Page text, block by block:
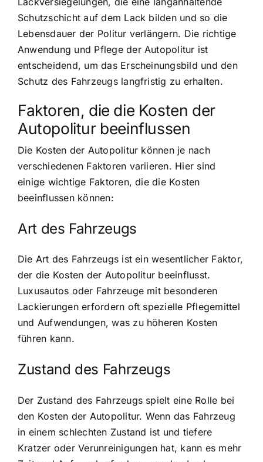
Schutzschicht auf dem Lack bilden und so die
Lebensdauer der Politur verlängern. Die richtige
Anwendung und Pflege der Autopolitur ist
entscheidend, um das Erscheinungsbild und den
Schutz des Fahrzeugs langfristig zu erhalten.
Faktoren, die die Kosten der
Autopolitur beeinflussen
Die Kosten der Autopolitur können je nach
verschiedenen Faktoren variieren. Hier sind
einige wichtige Faktoren, die die Kosten
beeinflussen können:
Art des Fahrzeugs
Die Art des Fahrzeugs ist ein wesentlicher Faktor,
der die Kosten der Autopolitur beeinflusst.
Luxusautos oder Fahrzeuge mit besonderen
Lackierungen erfordern oft spezielle Pflegemittel
und Aufwendungen, was zu höheren Kosten
führen kann.
Zustand des Fahrzeugs
Der Zustand des Fahrzeugs spielt eine Rolle bei
den Kosten der Autopolitur. Wenn das Fahrzeug
in einem schlechten Zustand ist und tiefere
Kratzer oder Verunreinigungen hat, kann es mehr